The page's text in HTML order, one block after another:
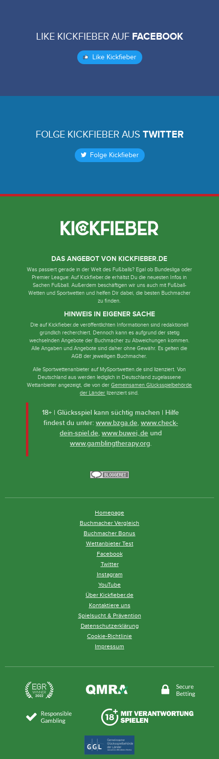
LIKE KICKFIEBER AUF FACEBOOK
Like Kickfieber
FOLGE KICKFIEBER AUS TWITTER
Folge Kickfieber
DAS ANGEBOT VON KICKFIEBER.DE
Was passiert gerade in der Welt des Fußballs? Egal ob Bundesliga oder
Premier League: Auf Kickfieber.de erhältst Du die neuesten Infos in
Sachen Fußball. Außerdem beschäftigen wir uns auch mit Fußball-
Wetten und Sportwetten und helfen Dir dabei, die besten Buchmacher
zu finden.
HINWEIS IN EIGENER SACHE
Die auf Kickfieber.de veröffentlichten Informationen sind redaktionell
gründlich recherchiert. Dennoch kann es aufgrund der stetig
wechselnden Angebote der Buchmacher zu Abweichungen kommen.
Alle Angaben und Angebote sind daher ohne Gewähr. Es gelten die
AGB der jeweiligen Buchmacher.
Alle Sportwettenanbieter auf MySportwetten.de sind lizenziert. Von
Deutschland aus werden lediglich in Deutschland zugelassene
Wettanbieter angezeigt, die von derGemeinsamen Glücksspielbehörde
der Länder lizenziert sind.
18+ | Glücksspiel kann süchtig machen | Hilfe
findest du unter: www.bzga.de, www.check-
dein-spiel.de, www.buwei,.deund
www.gamblingtherapy.org.
Homepage
Buchmacher Vergleich
Buchmacher Bonus
Wettanbieter Test
Facebook
Twitter
Instagram
YouTube
Über Kickfieber.de
Kontaktiere uns
Spielsucht & Prävention
Datenschutzerklärung
Cookie-Richtlinie
Impressum